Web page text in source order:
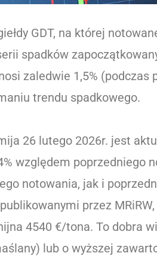
GDT, na której
spadków
zaledwie 1,5% (podczas
trendu spadkowego.
26 lutego 2026r. jest
względem poprzedniego
notowania, jak i
przez
4540 €/tona. To dobra
lub o wyższej